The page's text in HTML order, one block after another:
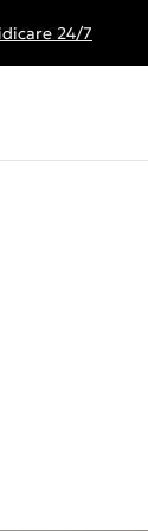
RON24/7